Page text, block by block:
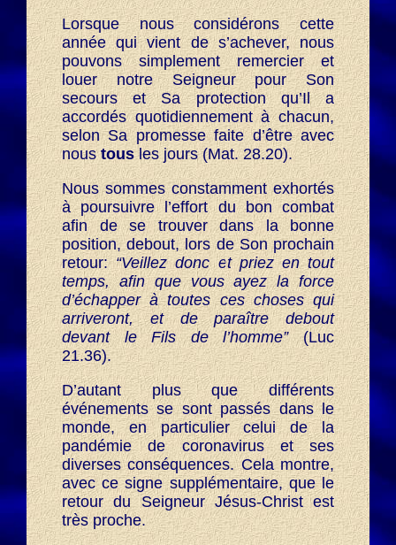
Lorsque nous considérons cette
année qui vient de s’achever, nous
pouvons simplement remercier et
louer notre Seigneur pour Son
secours et Sa protection qu’Il a
accordés quotidiennement à chacun,
selon Sa promesse faite d’être avec
noustousles jours (Mat. 28.20).
Nous sommes constamment exhortés
à poursuivre l’effort du bon combat
afin de se trouver dans la bonne
position, debout, lors de Son prochain
retour:“Veillez donc et priez en tout
temps, afin que vous ayez la force
d’échapper à toutes ces choses qui
arriveront, et de paraître debout
devant le Fils de l’homme”(Luc
21.36).
D’autant plus que différents
événements se sont passés dans le
monde, en particulier celui de la
pandémie de coronavirus et ses
diverses conséquences. Cela montre,
avec ce signe supplémentaire, que le
retour du Seigneur Jésus-Christ est
très proche.